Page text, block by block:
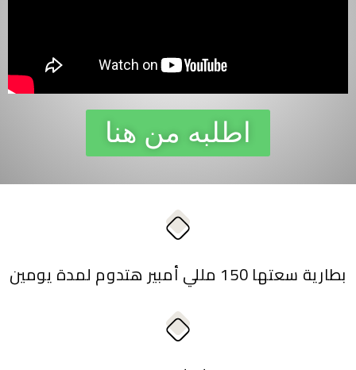
اطلبه من هنا
بطارية سعتها 150 مللي أمبير هتدوم لمدة يومين